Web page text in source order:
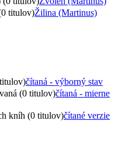
titulov)Žilina (Martinus)
čítaná - výborný stav
(0 titulov)čítaná - mierne
kníh (0 titulov)čítané verzie